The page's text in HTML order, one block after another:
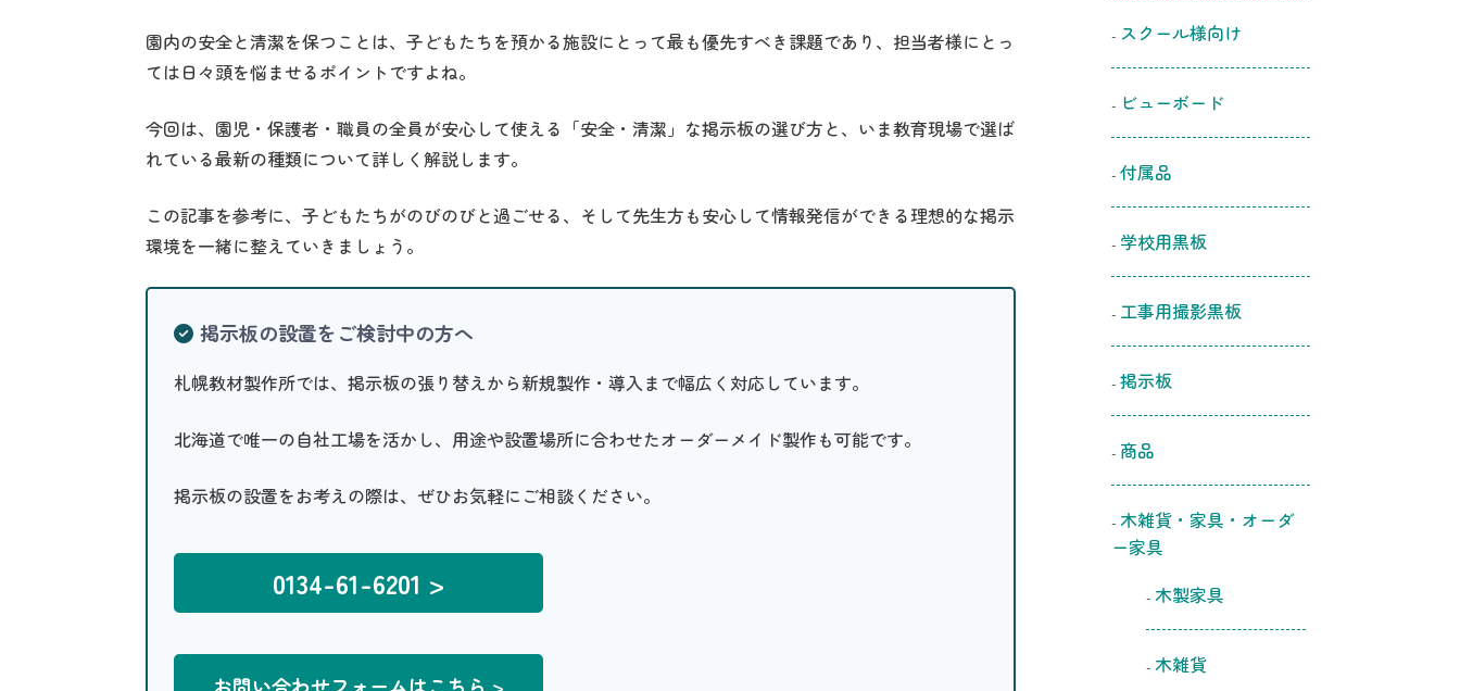
園内の安全と清潔を保つことは、子どもたちを預かる施設にとって最も優先すべき課題であり、担当者様にとっ
ては日々頭を悩ませるポイントですよね。
今回は、園児・保護者・職員の全員が安心して使える「安全・清潔」な掲示板の選び方と、いま教育現場で選ば
れている最新の種類について詳しく解説します。
この記事を参考に、子どもたちがのびのびと過ごせる、そして先生方も安心して情報発信ができる理想的な掲示
環境を一緒に整えていきましょう。
掲示板の設置をご検討中の方へ
札幌教材製作所では、掲示板の張り替えから新規製作・導入まで幅広く対応しています。
北海道で唯一の自社工場を活かし、用途や設置場所に合わせたオーダーメイド製作も可能です。
掲示板の設置をお考えの際は、ぜひお気軽にご相談ください。
0134-61-6201 >
スクール様向け
ビューボード
付属品
学校用黒板
工事用撮影黒板
掲示板
商品
木雑貨・家具・オーダ
ー家具
木製家具
木雑貨